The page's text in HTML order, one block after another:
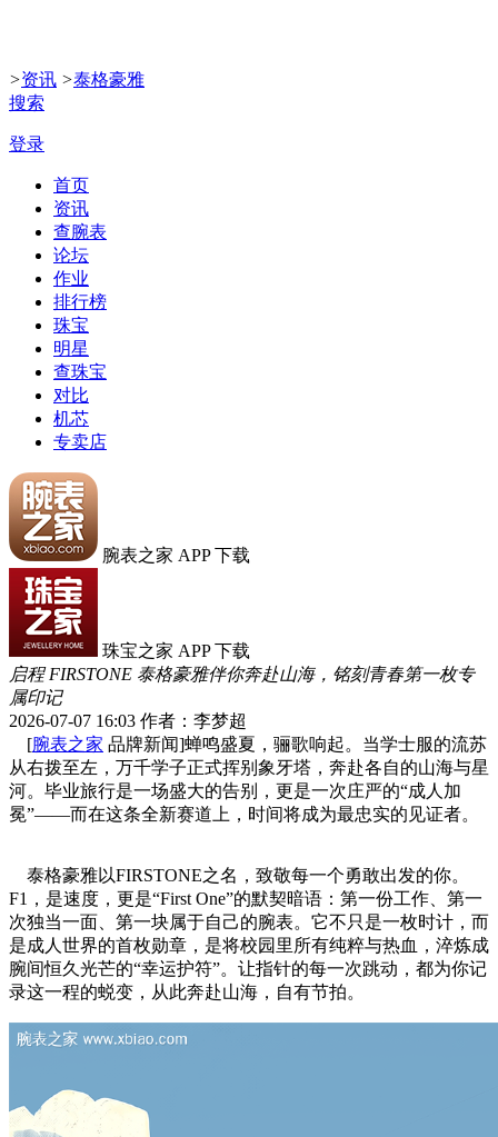
>资讯 >泰格豪雅
搜索
登录
首页
资讯
查腕表
论坛
作业
排行榜
珠宝
明星
查珠宝
对比
机芯
专卖店
腕表之家 APP 下载
珠宝之家 APP 下载
启程 FIRSTONE 泰格豪雅伴你奔赴山海，铭刻青春第一枚专
属印记
2026-07-07 16:03 作者：李梦超
[腕表之家 品牌新闻]蝉鸣盛夏，骊歌响起。当学士服的流苏
从右拨至左，万千学子正式挥别象牙塔，奔赴各自的山海与星
河。毕业旅行是一场盛大的告别，更是一次庄严的“成人加
冕”——而在这条全新赛道上，时间将成为最忠实的见证者。
泰格豪雅以FIRSTONE之名，致敬每一个勇敢出发的你。
F1，是速度，更是“First One”的默契暗语：第一份工作、第一
次独当一面、第一块属于自己的腕表。它不只是一枚时计，而
是成人世界的首枚勋章，是将校园里所有纯粹与热血，淬炼成
腕间恒久光芒的“幸运护符”。让指针的每一次跳动，都为你记
录这一程的蜕变，从此奔赴山海，自有节拍。